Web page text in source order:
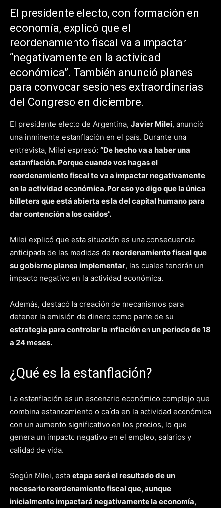
El presidente electo, con formación en
economía, explicó que el
reordenamiento fiscal va a impactar
“negativamente en la actividad
económica”. También anunció planes
para convocar sesiones extraordinarias
del Congreso en diciembre.
El presidente electo de Argentina, Javier Milei, anunció
una inminente estanflación en el país. Durante una
entrevista, Milei expresó: “De hecho va a haber una
estanflación. Porque cuando vos hagas el
reordenamiento fiscal te va a impactar negativamente
en la actividad económica. Por eso yo digo que la única
billetera que está abierta es la del capital humano para
dar contención a los caídos”​​.
Milei explicó que esta situación es una consecuencia
anticipada de las medidas de reordenamiento fiscal que
su gobierno planea implementar, las cuales tendrán un
impacto negativo en la actividad económica.
Además, destacó la creación de mecanismos para
detener la emisión de dinero como parte de su
estrategia para controlar la inflación en un periodo de 18
a 24 meses​​.
¿Qué es la estanflación?
La estanflación es un escenario económico complejo que
combina estancamiento o caída en la actividad económica
con un aumento significativo en los precios, lo que
genera un impacto negativo en el empleo, salarios y
calidad de vida.
Según Milei, esta etapa será el resultado de un
necesario reordenamiento fiscal que, aunque
inicialmente impactará negativamente la economía,